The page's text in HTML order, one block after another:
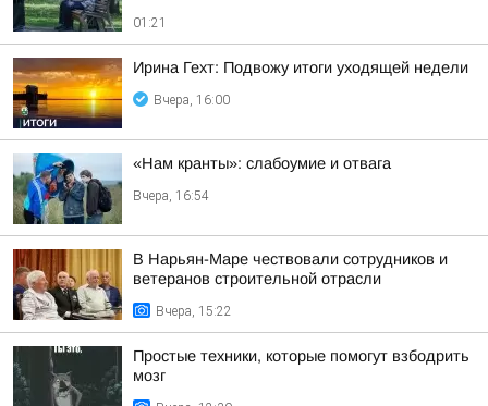
01:21
Ирина Гехт: Подвожу итоги уходящей недели
Вчера, 16:00
«Нам кранты»: слабоумие и отвага
Вчера, 16:54
В Нарьян-Маре чествовали сотрудников и
ветеранов строительной отрасли
Вчера, 15:22
Простые техники, которые помогут взбодрить
мозг